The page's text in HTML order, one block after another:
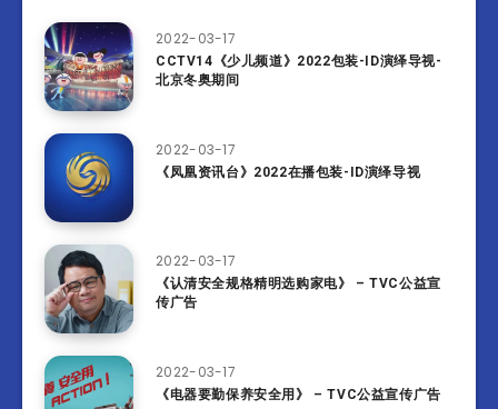
2022-03-17
CCTV14《少儿频道》2022包装-ID演绎导视-
北京冬奥期间
2022-03-17
《凤凰资讯台》2022在播包装-ID演绎导视
2022-03-17
《认清安全规格精明选购家电》 – TVC公益宣
传广告
2022-03-17
《电器要勤保养安全用》 – TVC公益宣传广告